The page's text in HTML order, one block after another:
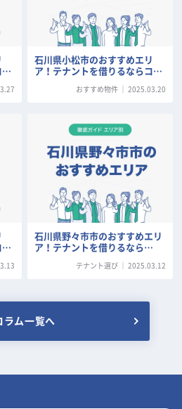
…
石川県小松市のおすすめエリ
ア！テナントを借りるならコ…
おすすめ物件 2025.03.20
…
石川県野々市市のおすすめエリ
ア！テナントを借りるなら…
テナント選び 2025.03.12
ラム一覧へ